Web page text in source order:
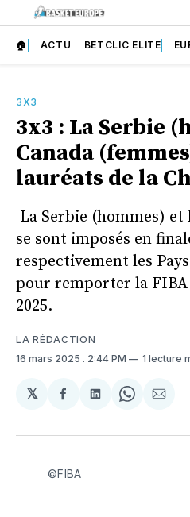
🏠 ACTU BETCLIC ELITE
3X3
3x3 : La Serbie
Canada
lauréats de la
La Serbie (hommes) et
se sont imposés en
respectivement les
pour remporter la FIBA
2025.
LA RÉDACTION
16 mars 2025 . 2:44 PM 1 lecture
𝕏
Partager
Facebook
Partager
LinkedIn
Share
©FIBA